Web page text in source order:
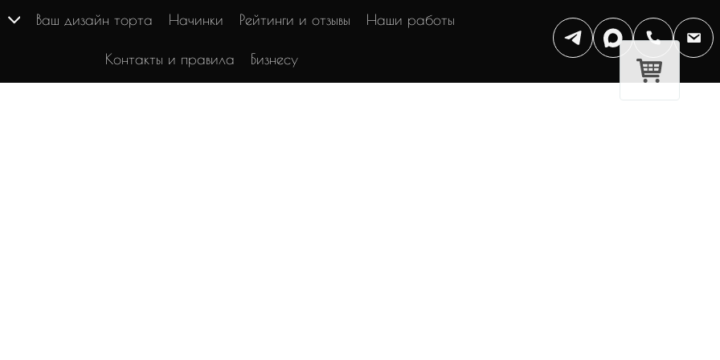
Ваш дизайн торта Начинки Рейтинги и отзывы Наши работы
Контакты и правила Бизнесу